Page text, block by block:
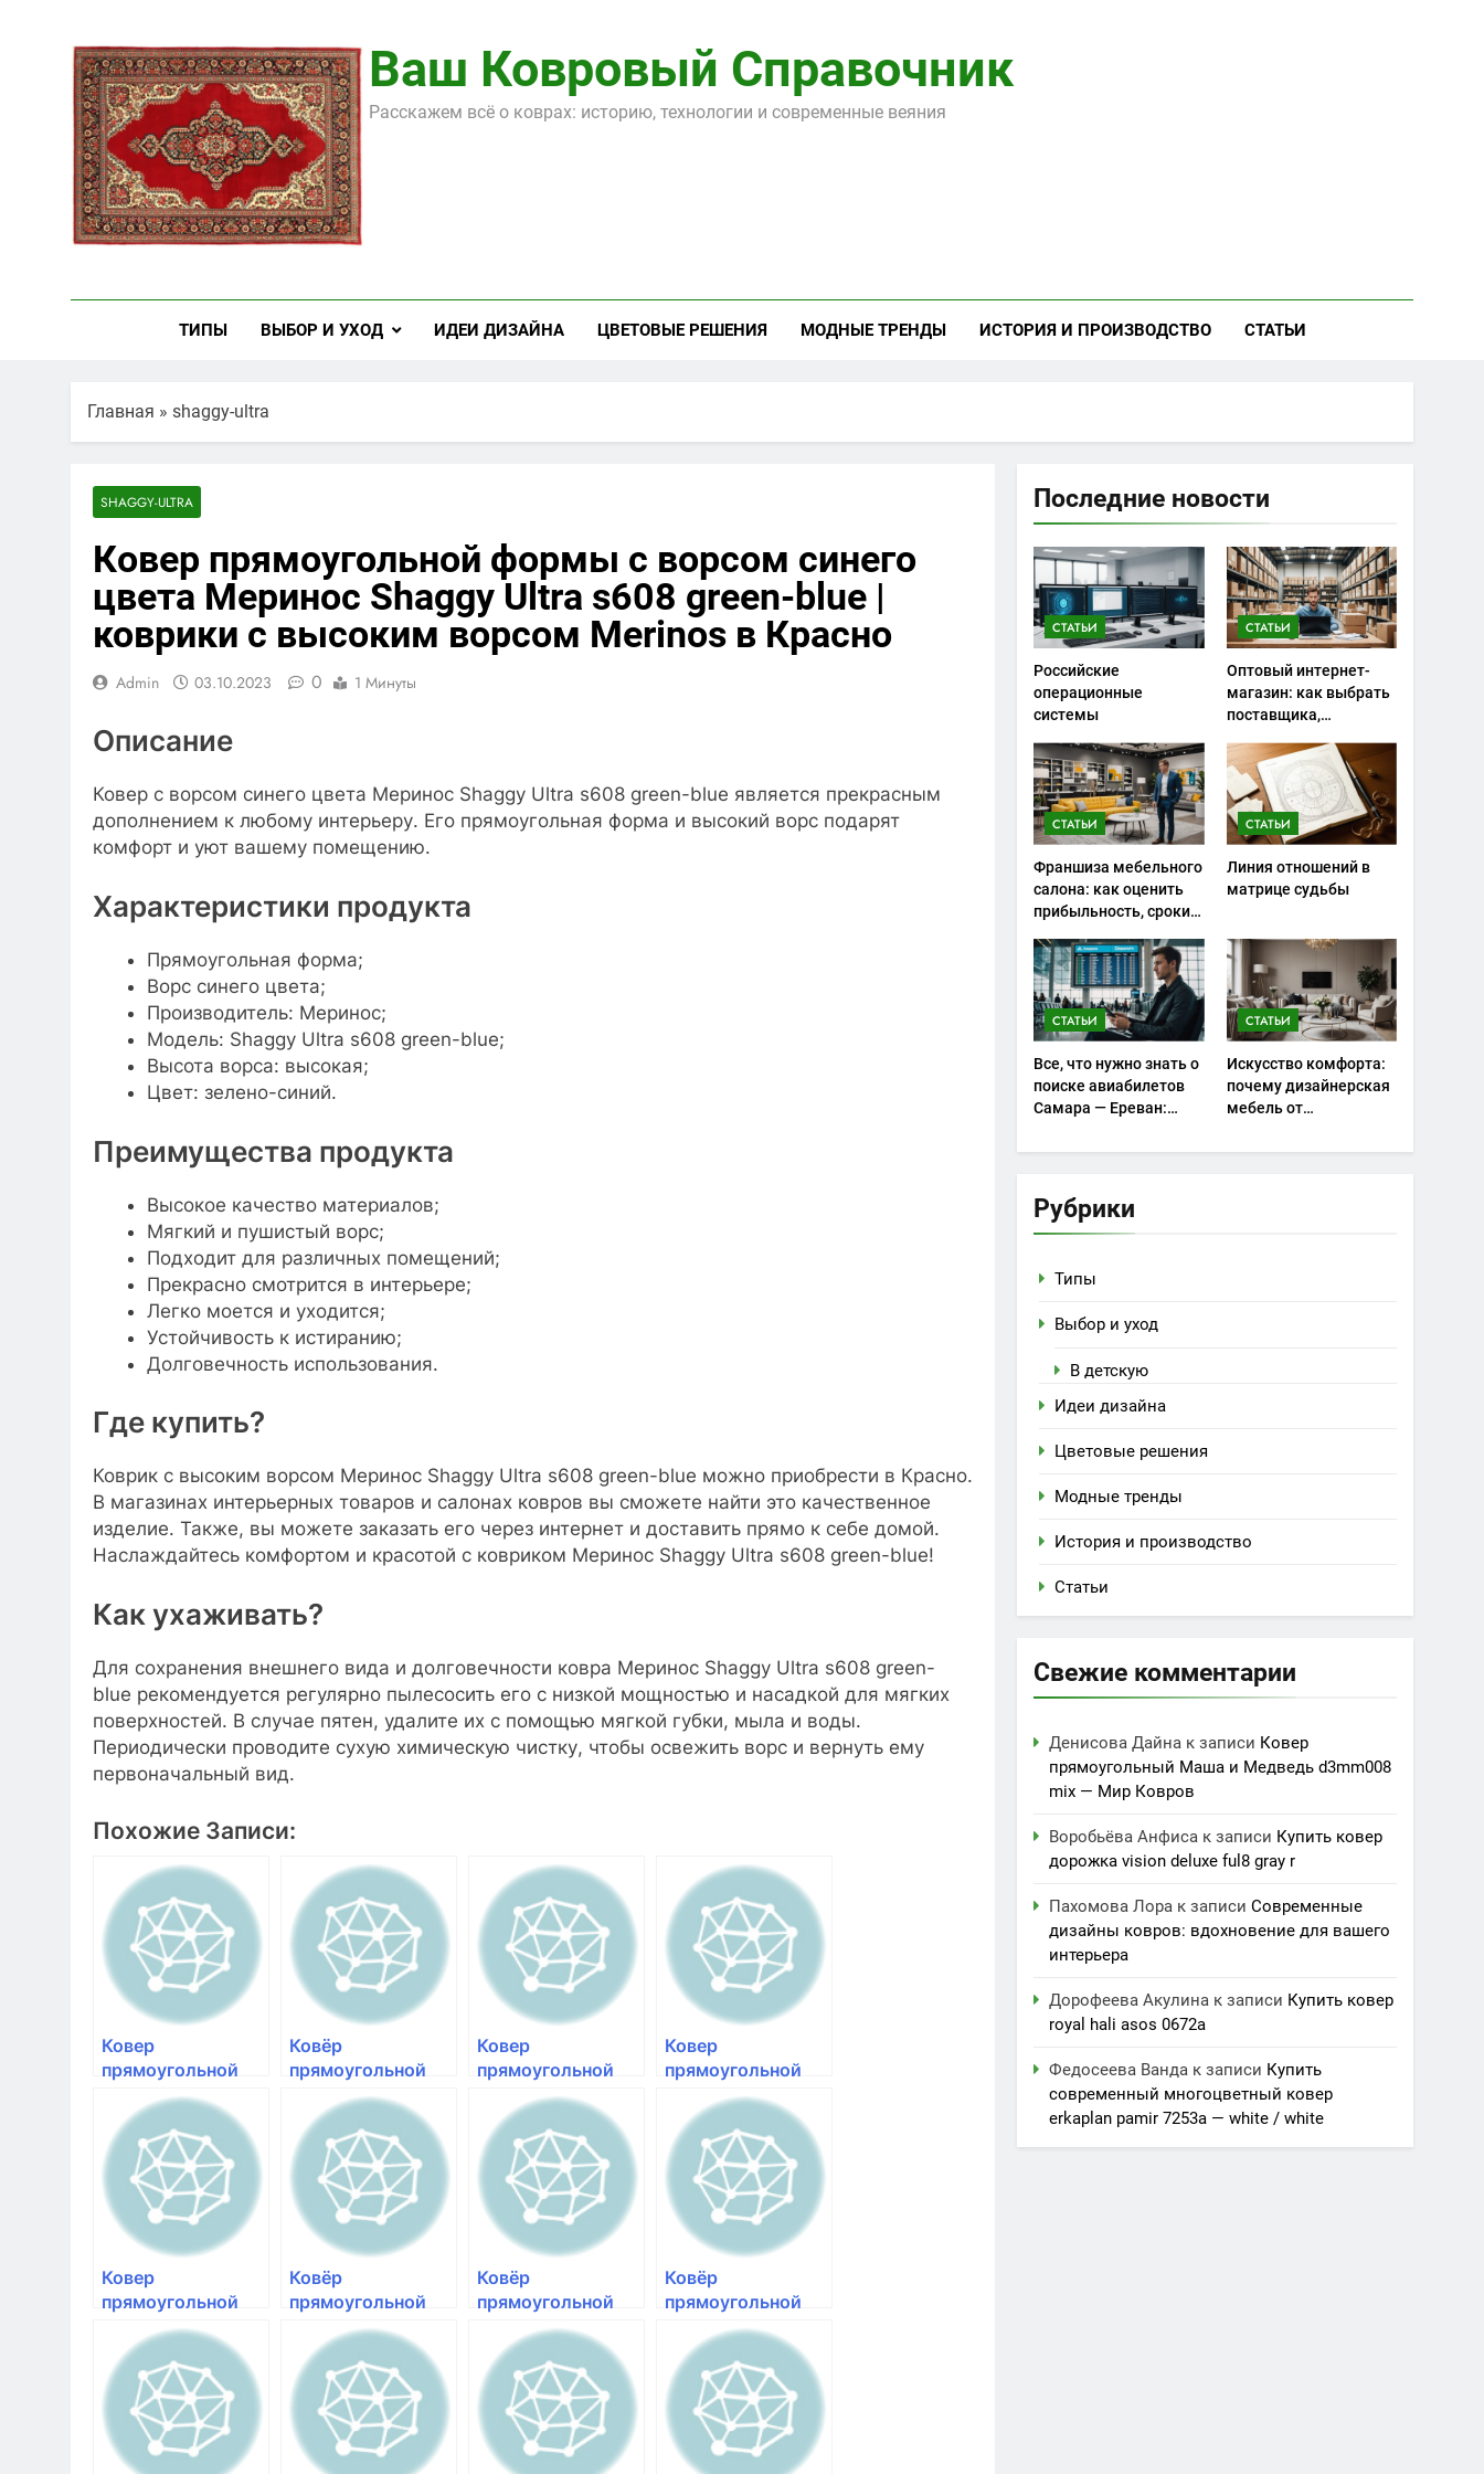
содержимому
Ваш Ковровый Справочник
Расскажем всё о коврах: историю, технологии и современные веяния
ТИПЫ ВЫБОР И УХОД ИДЕИ ДИЗАЙНА ЦВЕТОВЫЕ РЕШЕНИЯ МОДНЫЕ ТРЕНДЫ ИСТОРИЯ И ПРОИЗВОДСТВО СТАТЬИ
Главная » shaggy-ultra
SHAGGY-ULTRA
Ковер прямоугольной формы с ворсом синего
цвета Меринос Shaggy Ultra s608 green-blue |
коврики с высоким ворсом Merinos в Красно
Admin 03.10.2023 0 1 Минуты
Описание
Ковер с ворсом синего цвета Меринос Shaggy Ultra s608 green-blue является прекрасным
дополнением к любому интерьеру. Его прямоугольная форма и высокий ворс подарят
комфорт и уют вашему помещению.
Характеристики продукта
Прямоугольная форма;
Ворс синего цвета;
Производитель: Меринос;
Модель: Shaggy Ultra s608 green-blue;
Высота ворса: высокая;
Цвет: зелено-синий.
Преимущества продукта
Высокое качество материалов;
Мягкий и пушистый ворс;
Подходит для различных помещений;
Прекрасно смотрится в интерьере;
Легко моется и уходится;
Устойчивость к истиранию;
Долговечность использования.
Где купить?
Коврик с высоким ворсом Меринос Shaggy Ultra s608 green-blue можно приобрести в Красно.
В магазинах интерьерных товаров и салонах ковров вы сможете найти это качественное
изделие. Также, вы можете заказать его через интернет и доставить прямо к себе домой.
Наслаждайтесь комфортом и красотой с ковриком Меринос Shaggy Ultra s608 green-blue!
Как ухаживать?
Для сохранения внешнего вида и долговечности ковра Меринос Shaggy Ultra s608 green-
blue рекомендуется регулярно пылесосить его с низкой мощностью и насадкой для мягких
поверхностей. В случае пятен, удалите их с помощью мягкой губки, мыла и воды.
Периодически проводите сухую химическую чистку, чтобы освежить ворс и вернуть ему
первоначальный вид.
Похожие Записи:
Ковер
прямоугольной
формы с ворсом
синего цвета
Меринос Shaggy
Ultra s608 yellow-
blue | купить
длинноворсовые
ковры Merinos в
Ковёр
прямоугольной
формы с ворсом
бежевого цвета
Merinos Shaggy
Ultra s608 cream-
d.beige | коврики
с высоким ворсом
Меринос в К
Ковер
прямоугольной
формы с ворсом
синего цвета
Меринос Shaggy
Ultra s605 green-
blue | ковер с
длинным ворсом
недорого Merinos
Ковер
прямоугольной
формы с ворсом
коричневого
цвета Меринос
Shaggy Ultra s608
cream-brown |
ковры с высоким
ворсом купить
Ковер
прямоугольной
формы с ворсом
желтого цвета
Меринос Shaggy
Ultra s608 blue-
yellow | ковер с
ворсом купить
Ковёр
прямоугольной
формы с ворсом
синего цвета
Merinos Shaggy
Ultra s605 yellow-
blue | ковры
круглые с
Ковёр
прямоугольной
формы с ворсом
зеленого цвета
Merinos Shaggy
Ultra s608 blue-
green |
длинноворсовое
Ковёр
прямоугольной
формы с ворсом
желтого цвета
Merinos Shaggy
Ultra s608 red-
yellow | ковер с
длинным ворсом
Последние новости
СТАТЬИ
Российские
операционные
системы
СТАТЬИ
Оптовый интернет-
магазин: как выбрать
поставщика,
закупках и не
ошибиться с
ассортиментом
СТАТЬИ
Франшиза мебельного
салона: как оценить
прибыльность, сроки
запуска
СТАТЬИ
Линия отношений в
матрице судьбы
СТАТЬИ
Все, что нужно знать о
поиске авиабилетов
Самара — Ереван:
СТАТЬИ
Искусство комфорта:
почему дизайнерская
мебель от
особое место в
Рубрики
Типы
Выбор и уход
В детскую
Идеи дизайна
Цветовые решения
Модные тренды
История и производство
Статьи
Свежие комментарии
Денисова Дайна к записи Ковер
прямоугольный Маша и Медведь d3mm008
mix — Мир Ковров
Воробьёва Анфиса к записи Купить ковер
дорожка vision deluxe ful8 gray r
Пахомова Лора к записиСовременные
дизайны ковров: вдохновение для вашего
интерьера
Дорофеева Акулина к записи Купить ковер
royal hali asos 0672a
Федосеева Ванда к записи Купить
современный многоцветный ковер
erkaplan pamir 7253a — white / white